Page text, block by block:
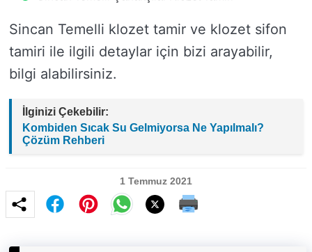
Sincan Temelli klozet tamir ve klozet sifon
tamiri ile ilgili detaylar için bizi arayabilir,
bilgi alabilirsiniz.
İlginizi Çekebilir:
Kombiden Sıcak Su Gelmiyorsa Ne Yapılmalı?
Çözüm Rehberi
1 Temmuz 2021